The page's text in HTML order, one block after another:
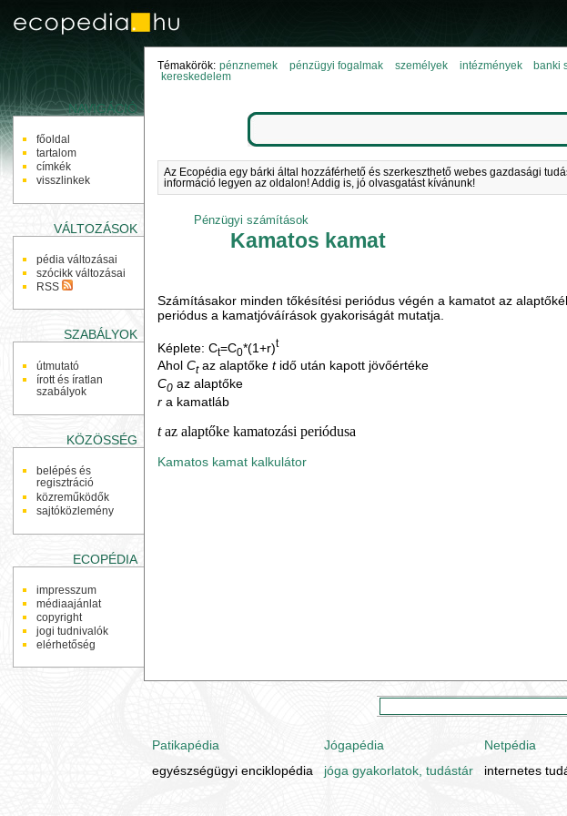
NAVIGÁCIÓ
főoldal
tartalom
címkék
visszlinkek
VÁLTOZÁSOK
pédia változásai
szócikk változásai
RSS
SZABÁLYOK
útmutató
írott és íratlan
szabályok
KÖZÖSSÉG
belépés és
regisztráció
közreműködők
sajtóközlemény
ECOPÉDIA
impresszum
médiaajánlat
copyright
jogi tudnivalók
elérhetőség
Témakörök: pénznemek pénzügyi fogalmak személyek intézmények banki
kereskedelem
Az Ecopédia egy bárki által hozzáférhető és szerkeszthető webes gazdasági
információ legyen az oldalon! Addig is, jó olvasgatást kívánunk!
Pénzügyi számítások
Kamatos kamat
Számításakor minden tőkésítési periódus végén a kamatot az
periódus a kamatjóváírások gyakoriságát mutatja.
Képlete: Ct=C0*(1+r)t
AholCtaz alaptőketidő után kapott jövőértéke
C0 az alaptőke
r a kamatláb
taz alaptőke kamatozási periódusa
Kamatos kamat kalkulátor
Patikapédia Jógapédia Netpédia
egyészségügyi enciklopédia
jóga gyakorlatok, tudástár internetes